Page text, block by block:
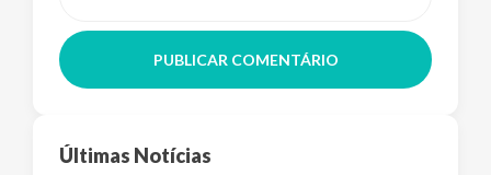
PUBLICAR COMENTÁRIO
Últimas Notícias